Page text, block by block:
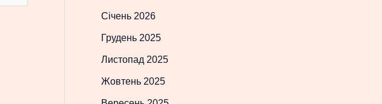
Січень 2026
Грудень 2025
Листопад 2025
Жовтень 2025